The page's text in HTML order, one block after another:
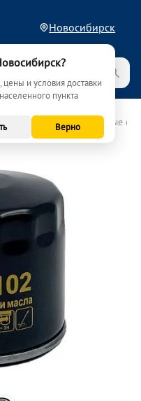
Новосибирск
цены и условия доставки
пункта
Верно
Фильтры Масляные